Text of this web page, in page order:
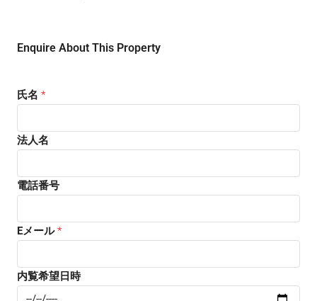
Enquire About This Property
氏名 *
法人名
電話番号
Eメール*
内覧希望日時